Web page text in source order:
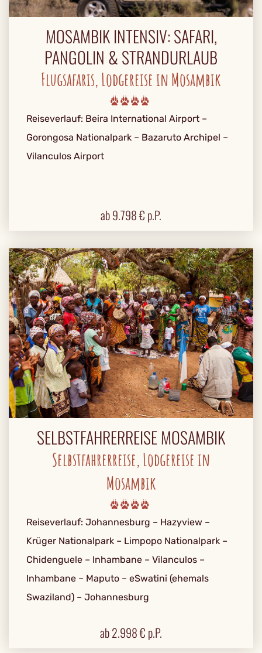
MOSAMBIK INTENSIV: SAFARI,
PANGOLIN & STRANDURLAUB
Flugsafaris, Lodgereise in Mosambik
Reiseverlauf: Beira International Airport –
Gorongosa Nationalpark – Bazaruto Archipel –
Vilanculos Airport
ab9.798€ p.P.
SELBSTFAHRERREISE MOSAMBIK
Selbstfahrerreise, Lodgereise in
Mosambik
Reiseverlauf: Johannesburg – Hazyview –
Krüger Nationalpark – Limpopo Nationalpark –
Chidenguele – Inhambane – Vilanculos –
Inhambane – Maputo – eSwatini (ehemals
Swaziland) – Johannesburg
ab2.998€ p.P.